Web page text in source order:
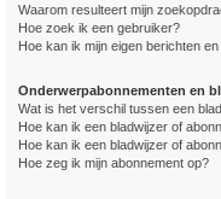
Waarom resulteert mijn
Hoe zoek ik een gebruiker?
Hoe kan ik mijn eigen berichten
Onderwerpabonnementen en
Wat is het verschil tussen een
Hoe kan ik een bladwijzer of
Hoe kan ik een bladwijzer of
Hoe zeg ik mijn abonnement op?